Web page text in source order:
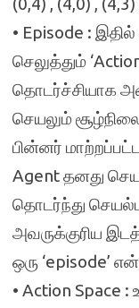
• Episode :
செலுத்தும்
தொடர்ச்சியாக
செயலும்
பின்னர்
Agent தனது
தொடர்ந்து
அவருக்குரிய
ஒரு ‘episode’
• Action Space